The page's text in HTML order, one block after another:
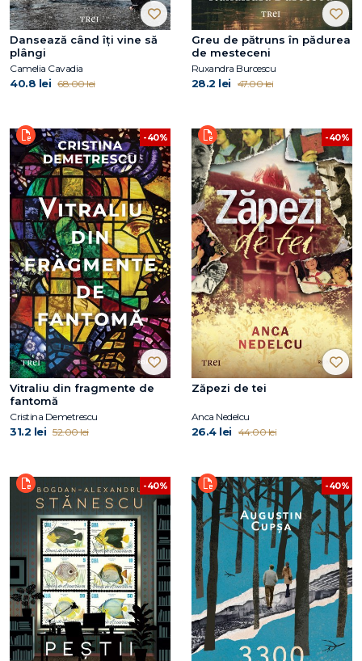
Dansează când îți vine să
plângi
Camelia Cavadia
40.8 lei 68.00 lei
Greu de pătruns în pădurea
de mesteceni
Ruxandra Burcescu
28.2 lei 47.00 lei
-40%
Vitraliu din fragmente de
fantomă
Cristina Demetrescu
31.2 lei 52.00 lei
-40%
Zăpezi de tei
Anca Nedelcu
26.4 lei 44.00 lei
-40% -40%